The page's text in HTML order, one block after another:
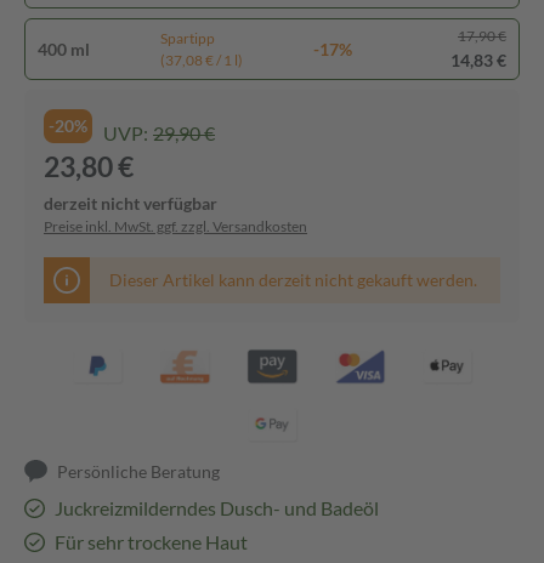
400 ml
Spartipp
(37,08 € / 1 l)
-17%
17,90 €
14,83 €
-20% UVP: 29,90 €
23,80 €
derzeit nicht verfügbar
Preise inkl. MwSt. ggf. zzgl. Versandkosten
Dieser Artikel kann derzeit nicht gekauft werden.
Persönliche Beratung
Juckreizmilderndes Dusch- und Badeöl
Für sehr trockene Haut